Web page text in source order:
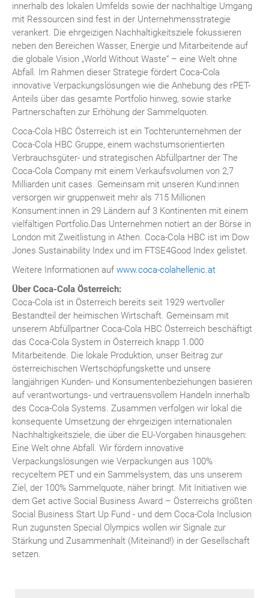
innerhalb des lokalen Umfelds sowie der nachhaltige Umgang
mit Ressourcen sind fest in der Unternehmensstrategie
verankert. Die ehrgeizigen Nachhaltigkeitsziele fokussieren
neben den Bereichen Wasser, Energie und Mitarbeitende auf
die globale Vision „World Without Waste“ – eine Welt ohne
Abfall. Im Rahmen dieser Strategie fördert Coca-Cola
innovative Verpackungslösungen wie die Anhebung des rPET-
Anteils über das gesamte Portfolio hinweg, sowie starke
Partnerschaften zur Erhöhung der Sammelquoten.
Coca-Cola HBC Österreich ist ein Tochterunternehmen der
Coca-Cola HBC Gruppe, einem wachstumsorientierten
Verbrauchsgüter- und strategischen Abfüllpartner der The
Coca-Cola Company mit einem Verkaufsvolumen von 2,7
Milliarden unit cases. Gemeinsam mit unseren Kund:innen
versorgen wir gruppenweit mehr als 715 Millionen
Konsument:innen in 29 Ländern auf 3 Kontinenten mit einem
vielfältigen Portfolio.Das Unternehmen notiert an der Börse in
London mit Zweitlistung in Athen. Coca-Cola HBC ist im Dow
Jones Sustainability Index und im FTSE4Good Index gelistet.
Weitere Informationen auf www.coca-colahellenic.at
Über Coca-Cola Österreich:
Coca-Cola ist in Österreich bereits seit 1929 wertvoller
Bestandteil der heimischen Wirtschaft. Gemeinsam mit
unserem Abfüllpartner Coca-Cola HBC Österreich beschäftigt
das Coca-Cola System in Österreich knapp 1.000
Mitarbeitende. Die lokale Produktion, unser Beitrag zur
österreichischen Wertschöpfungskette und unsere
langjährigen Kunden- und Konsumentenbeziehungen basieren
auf verantwortungs- und vertrauensvollem Handeln innerhalb
des Coca-Cola Systems. Zusammen verfolgen wir lokal die
konsequente Umsetzung der ehrgeizigen internationalen
Nachhaltigkeitsziele, die über die EU-Vorgaben hinausgehen:
Eine Welt ohne Abfall. Wir fördern innovative
Verpackungslösungen wie Verpackungen aus 100%
recyceltem PET und ein Sammelsystem, das uns unserem
Ziel, der 100% Sammelquote, näher bringt. Mit Initiativen wie
dem Get active Social Business Award – Österreichs größten
Social Business Start Up Fund - und dem Coca-Cola Inclusion
Run zugunsten Special Olympics wollen wir Signale zur
Stärkung und Zusammenhalt (Miteinand!) in der Gesellschaft
setzen.